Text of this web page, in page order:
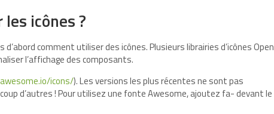
icônes ?
comment utiliser des icônes. Plusieurs librairies d’icônes Open
l’affichage des composants.
icons/). Les versions les plus récentes ne sont pas
d’autres ! Pour utilisez une fonte Awesome, ajoutez fa- devant le